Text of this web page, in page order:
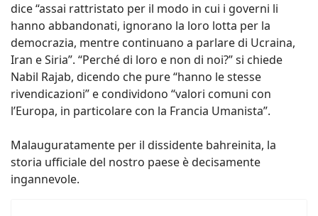
dice “assai rattristato per il modo in cui i governi li
hanno abbandonati, ignorano la loro lotta per la
democrazia, mentre continuano a parlare di Ucraina,
Iran e Siria”. “Perché di loro e non di noi?” si chiede
Nabil Rajab, dicendo che pure “hanno le stesse
rivendicazioni” e condividono “valori comuni con
l’Europa, in particolare con la Francia Umanista”.
Malauguratamente per il dissidente bahreinita, la
storia ufficiale del nostro paese è decisamente
ingannevole.